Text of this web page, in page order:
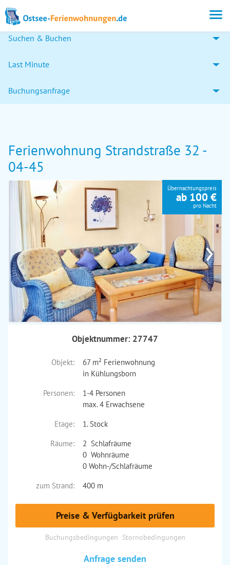
Suchen & Buchen
Last Minute
Buchungsanfrage
Ferienwohnung Strandstraße 32 -
04-45
›
Übernachtungspreis
ab 100 €
pro Nacht
Objektnummer: 27747
Objekt:
67 m² Ferienwohnung
in Kühlungsborn
Personen:
1-4 Personen
max. 4 Erwachsene
Etage:
1. Stock
Räume:
2 Schlafräume
0 Wohnräume
0 Wohn-/Schlafräume
zum Strand:
400 m
Preise & Verfügbarkeit prüfen
Buchungsbedingungen Stornobedingungen
Anfrage senden